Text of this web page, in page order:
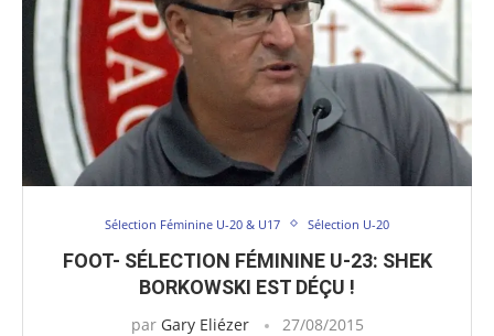
Sélection Féminine U-20 & U17 Sélection U-20
FOOT- SÉLECTION FÉMININE U-23: SHEK
BORKOWSKI EST DÉÇU !
par Gary Eliézer 27/08/2015